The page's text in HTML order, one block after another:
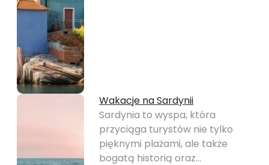
Wakacje na Sardynii
Sardynia to wyspa, która
przyciąga turystów nie tylko
pięknymi plażami, ale także
bogatą historią oraz…